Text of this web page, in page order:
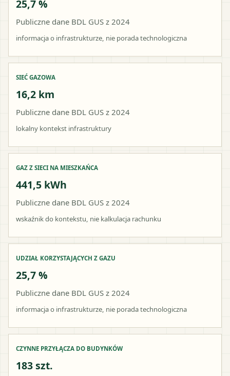
25,7 %
Publiczne dane BDL GUS z 2024
informacja o infrastrukturze, nie porada technologiczna
SIEĆ GAZOWA
16,2 km
Publiczne dane BDL GUS z 2024
lokalny kontekst infrastruktury
GAZ Z SIECI NA MIESZKAŃCA
441,5 kWh
Publiczne dane BDL GUS z 2024
wskaźnik do kontekstu, nie kalkulacja rachunku
UDZIAŁ KORZYSTAJĄCYCH Z GAZU
25,7 %
Publiczne dane BDL GUS z 2024
informacja o infrastrukturze, nie porada technologiczna
CZYNNE PRZYŁĄCZA DO BUDYNKÓW
183 szt.